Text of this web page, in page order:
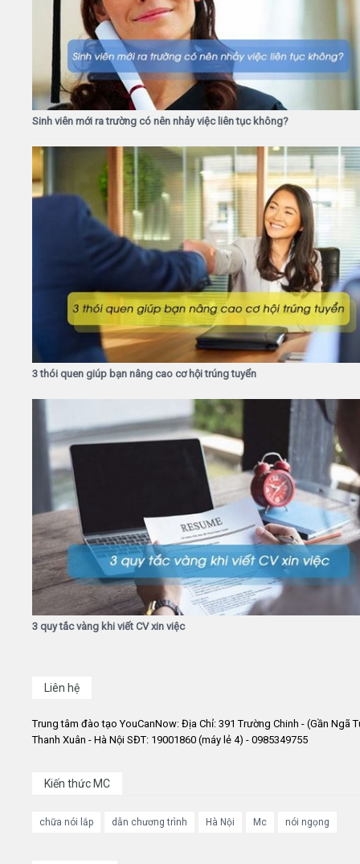
Sinh viên mới ra trường có nên nhảy việc liên tục không?
3 thói quen giúp bạn nâng cao cơ hội trúng tuyển
3 quy tắc vàng khi viết CV xin việc
Liên hệ
Trung tâm đào tạo YouCanNow: Địa Chỉ: 391 Trường Chinh - (Gần Ngã
Thanh Xuân - Hà Nội SĐT: 19001860 (máy lẻ 4) - 0985349755
Kiến thức MC
chữa nói lắp dẫn chương trình Hà Nội Mc nói ngọng